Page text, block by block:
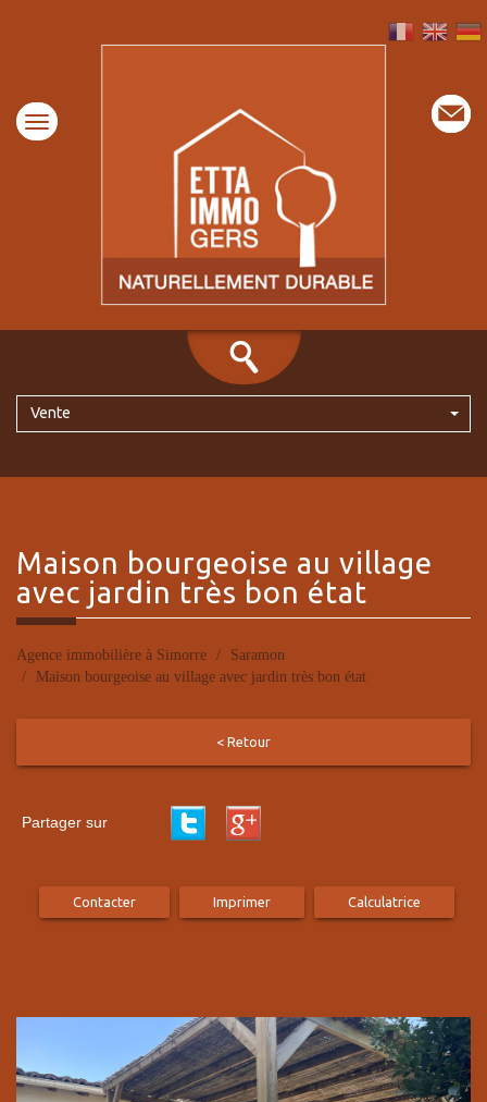
Vente
maison bourgeoise au village
avec jardin très bon état
Agence immobilière à Simorre
Saramon
Maison bourgeoise au village avec jardin très bon état
< Retour
Partager sur
Contacter Imprimer Calculatrice